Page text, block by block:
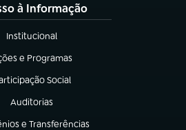
à Informação
Institucional
(abre em nova aba)
e Programas
em nova aba)
Social
em nova aba)
Auditorias
(abre em nova aba)
e Transferências